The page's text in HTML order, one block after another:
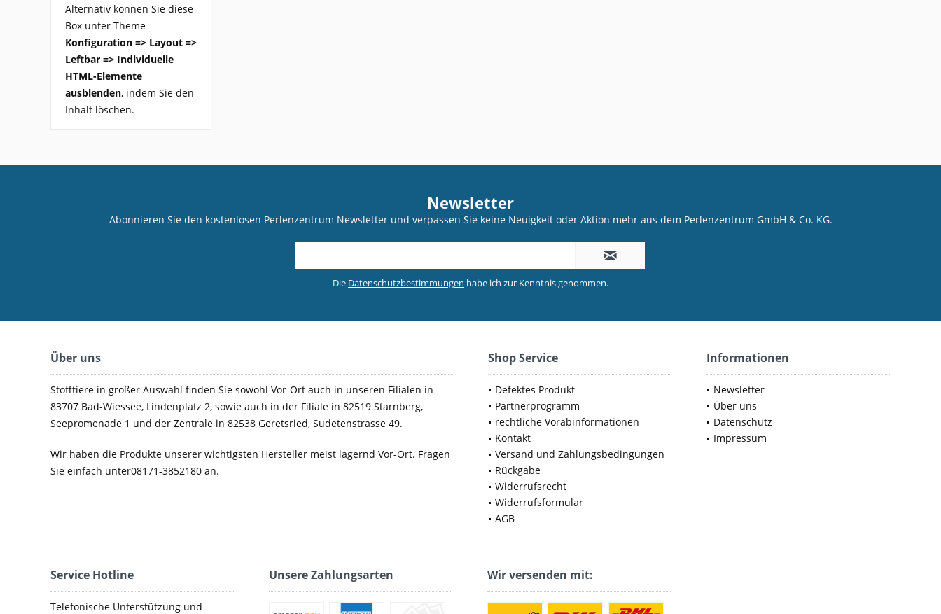
Alternativ können Sie diese
Box unter Theme
Konfiguration => Layout =>
Leftbar => Individuelle
HTML-Elemente
ausblenden, indem Sie den
Inhalt löschen.
Newsletter
Abonnieren Sie den kostenlosen Perlenzentrum Newsletter und verpassen Sie keine Neuigkeit oder Aktion mehr aus dem Perlenzentrum GmbH & Co. KG.
Die Datenschutzbestimmungen habe ich zur Kenntnis genommen.
Über uns
Stofftiere in großer Auswahl finden Sie sowohl Vor-Ort auch in unseren Filialen in
83707 Bad-Wiessee, Lindenplatz 2, sowie auch in der Filiale in 82519 Starnberg,
Seepromenade 1 und der Zentrale in 82538 Geretsried, Sudetenstrasse 49.
Wir haben die Produkte unserer wichtigsten Hersteller meist lagernd Vor-Ort. Fragen
Sie einfach unter08171-3852180 an.
Shop Service
Defektes Produkt
Partnerprogramm
rechtliche Vorabinformationen
Kontakt
Versand und Zahlungsbedingungen
Rückgabe
Widerrufsrecht
Widerrufsformular
AGB
Informationen
Newsletter
Über uns
Datenschutz
Impressum
Service Hotline
Telefonische Unterstützung und
Unsere Zahlungsarten Wir versenden mit: